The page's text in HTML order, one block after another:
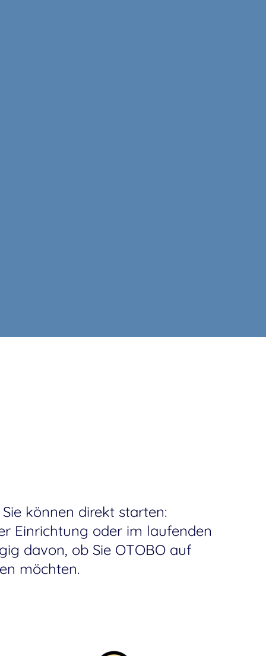
können direkt starten:
Einrichtung oder im laufenden
davon, ob Sie OTOBO auf
möchten.